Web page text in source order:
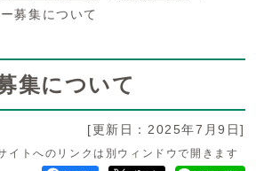
募集について
集について
[更新日：2025年7月9日]
イトへのリンクは別ウィンドウで開きます